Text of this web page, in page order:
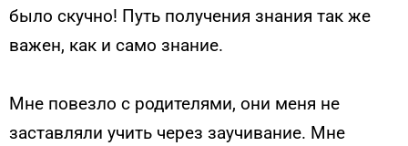
было скучно! Путь получения знания так же
важен, как и само знание.
Мне повезло с родителями, они меня не
заставляли учить через заучивание. Мне